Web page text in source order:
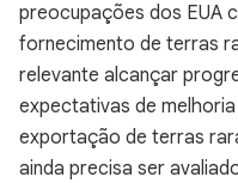
preocupações dos EUA
fornecimento de terras
relevante alcançar
expectativas de
exportação de terras
ainda precisa ser